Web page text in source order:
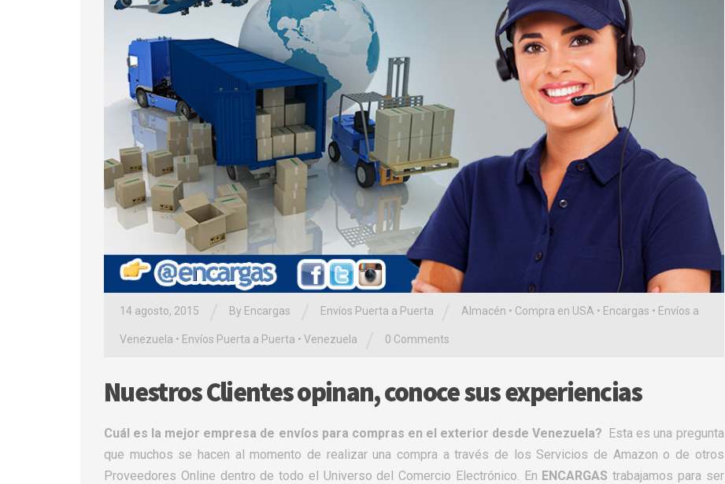
14 agosto, 2015 By Encargas Envíos Puerta a Puerta Almacén • Compra en USA • Encargas • Envíos a
Venezuela • Envíos Puerta a Puerta • Venezuela 0 Comments
Nuestros Clientes opinan, conoce sus experiencias
Cuál es la mejor empresa de envíos para compras en el exterior desde Venezuela? Esta es una pregunta
que muchos se hacen al momento de realizar una compra a través de los Servicios de Amazon o de otros
Proveedores Online dentro de todo el Universo del Comercio Electrónico. En ENCARGAS trabajamos para ser